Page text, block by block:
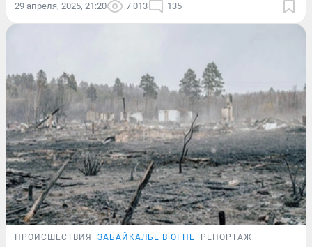
29 апреля, 2025, 21:20 7 013 135
ПРОИСШЕСТВИЯ ЗАБАЙКАЛЬЕ В ОГНЕ РЕПОРТАЖ